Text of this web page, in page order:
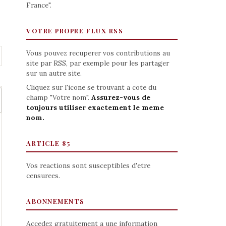
France".
VOTRE PROPRE FLUX RSS
Vous pouvez recuperer vos contributions au
site par RSS, par exemple pour les partager
sur un autre site.
Cliquez sur l'icone se trouvant a cote du
champ "Votre nom". Assurez-vous de
toujours utiliser exactement le meme
nom.
ARTICLE 85
Vos reactions sont susceptibles d'etre
censurees.
ABONNEMENTS
Accedez gratuitement a une information